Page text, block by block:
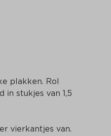
plakken. Rol
in stukjes van 1,5
vierkantjes van.